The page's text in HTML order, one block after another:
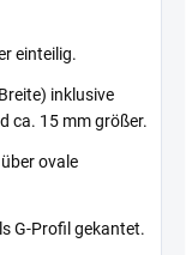
einteilig.
inklusive
ca. 15 mm größer.
ovale
G-Profil gekantet.